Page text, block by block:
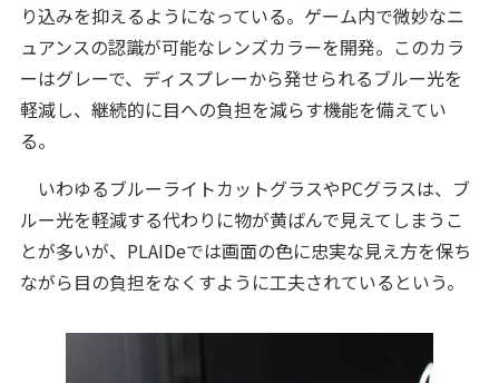
り込みを抑えるようになっている。ゲーム内で微妙なニ
ュアンスの認識が可能なレンズカラーを開発。このカラ
ーはグレーで、ディスプレーから発せられるブルー光を
軽減し、継続的に目への負担を減らす機能を備えてい
る。
いわゆるブルーライトカットグラスやPCグラスは、ブ
ルー光を軽減する代わりに物が黄ばんで見えてしまうこ
とが多いが、PLAIDeでは画面の色に忠実な見え方を保ち
ながら目の負担をなくすように工夫されているという。